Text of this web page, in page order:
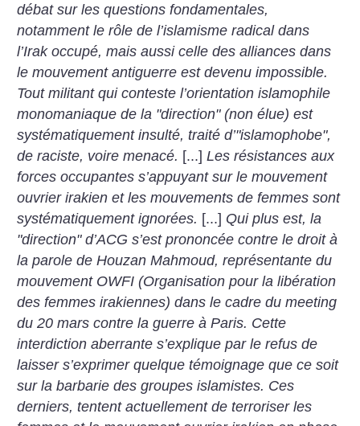
débat sur les questions fondamentales,
notamment le rôle de l’islamisme radical dans
l’Irak occupé, mais aussi celle des alliances dans
le mouvement antiguerre est devenu impossible.
Tout militant qui conteste l’orientation islamophile
monomaniaque de la "direction" (non élue) est
systématiquement insulté, traité d’"islamophobe",
de raciste, voire menacé. [...]Les résistances aux
forces occupantes s’appuyant sur le mouvement
ouvrier irakien et les mouvements de femmes sont
systématiquement ignorées. [...] Qui plus est, la
"direction" d’ACG s’est prononcée contre le droit à
la parole de Houzan Mahmoud, représentante du
mouvement OWFI (Organisation pour la libération
des femmes irakiennes) dans le cadre du meeting
du 20 mars contre la guerre à Paris. Cette
interdiction aberrante s’explique par le refus de
laisser s’exprimer quelque témoignage que ce soit
sur la barbarie des groupes islamistes. Ces
derniers, tentent actuellement de terroriser les